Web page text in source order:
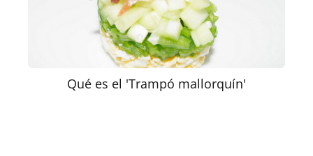
Qué es el 'Trampó mallorquín'